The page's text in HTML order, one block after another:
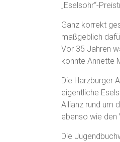
„Eselsohr“-
Ganz korrekt
maßgeblich
Vor 35 Jahren
konnte Annette
Die Harzburger
eigentliche
Allianz rund um
ebenso wie den
Die